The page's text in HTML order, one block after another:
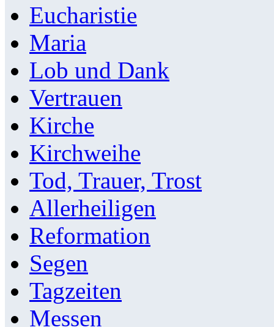
Eucharistie
Maria
Lob und Dank
Vertrauen
Kirche
Kirchweihe
Tod, Trauer, Trost
Allerheiligen
Reformation
Segen
Tagzeiten
Messen